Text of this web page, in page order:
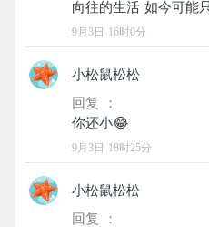
9月3日 16时0分
小松鼠松松
回复 ：
9月3日 18时25分
小松鼠松松
回复 ：